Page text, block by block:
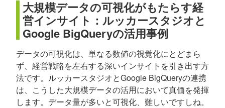
大規模データの可視化がもたらす経
営インサイト：ルッカースタジオと
Google BigQueryの活用事例
データの可視化は、単なる数値の視覚化にとどまら
ず、経営戦略を左右する深いインサイトを引き出す方
法です。ルッカースタジオとGoogle BigQueryの連携
は、こうした大規模データの活用において真価を発揮
します。データ量が多いと可視化、難しいですしね。